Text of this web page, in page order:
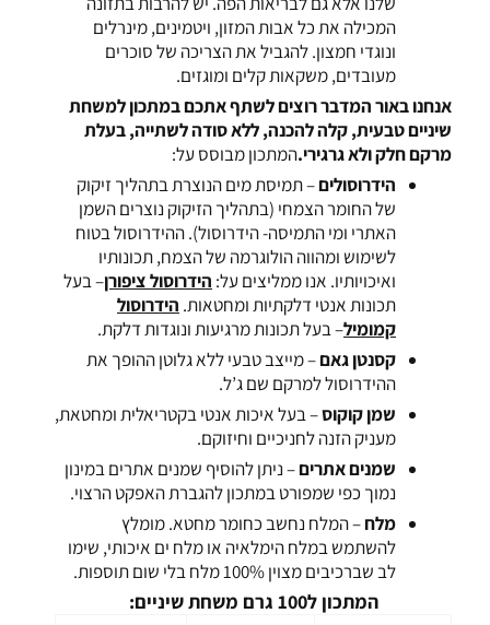
המכילה את כל אבות המזון, ויטמינים, מינרלים
ונוגדי חמצון. להגביל את הצריכה של סוכרים
מעובדים, משקאות קלים ומוגזים.
אנחנו באור המדבררוצים לשתף אתכם במתכון למשחת
שיניים טבעית, קלה להכנה, ללא סודה לשתייה, בעלת
מרקם חלק ולא גרגירי.המתכון מבוסס על:
הידרוסולים– תמיסת מים הנוצרת בתהליך זיקוק
של החומר הצמחי (בתהליך הזיקוק נוצרים השמן
האתרי ומי התמיסה- הידרוסול). ההידרוסול בטוח
לשימוש ומהווה הולוגרמה של הצמח, תכונותיו
ואיכויותיו. אנו ממליצים על: הידרוסול ציפורן– בעל
תכונות אנטי דלקתיות ומחטאות. הידרוסול
קמומיל– בעל תכונות מרגיעות ונוגדות דלקת.
קסנטן גאם– מייצב טבעי ללא גלוטן ההופך את
ההידרוסול למרקם שם ג’ל.
שמן קוקוס– בעל איכות אנטי בקטריאלית ומחטאת,
מעניק הזנה לחניכיים וחיזוקם.
שמנים אתרים– ניתן להוסיף שמנים אתרים במינון
נמוך כפי שמפורט במתכון להגברת האפקט הרצוי.
מלח– המלח נחשב כחומר מחטא. מומלץ
להשתמש במלח הימלאיה או מלח ים איכותי, שימו
לב שברכיבים מצוין 100% מלח בלי שום תוספות.
המתכון ל100 גרם משחת שיניים: